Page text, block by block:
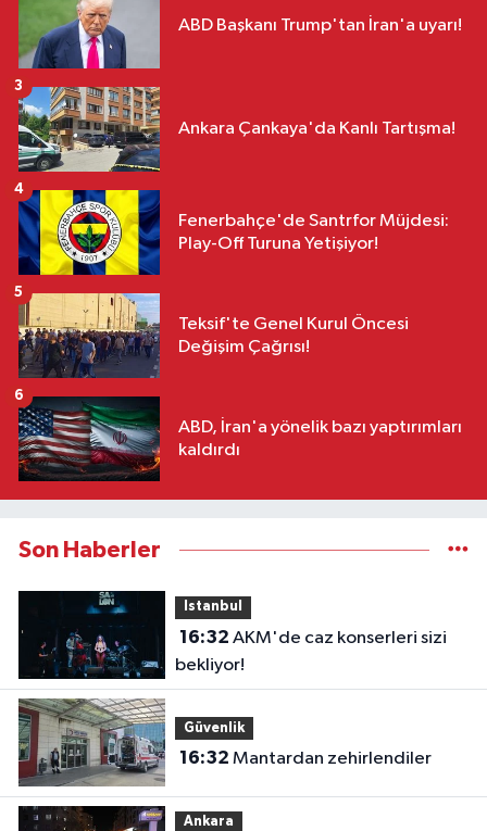
ABD Başkanı Trump'tan İran'a uyarı!
Ankara Çankaya'da Kanlı Tartışma!
3
Fenerbahçe'de Santrfor Müjdesi:
Play-Off Turuna Yetişiyor!
4
Teksif'te Genel Kurul Öncesi
Değişim Çağrısı!
5
ABD, İran'a yönelik bazı yaptırımları
kaldırdı
6
Son Haberler
Istanbul
16:32
bekliyor!
Güvenlik
16:32 Mantardan zehirlendiler
Ankara